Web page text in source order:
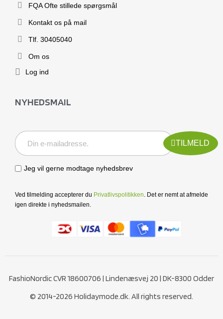
FQA Ofte stillede spørgsmål
Kontakt os på mail
Tlf. 30405040
Om os
Log ind
NYHEDSMAIL
TILMELD
Jeg vil gerne modtage nyhedsbrev
Ved tilmelding accepterer du Privatlivspolitikken. Det er nemt at afmelde
igen direkte i nyhedsmailen.
FashioNordic CVR 18600706 | Lindenæsvej 20 | DK-8300 Odder
© 2014-2026 Holidaymode.dk. All rights reserved.